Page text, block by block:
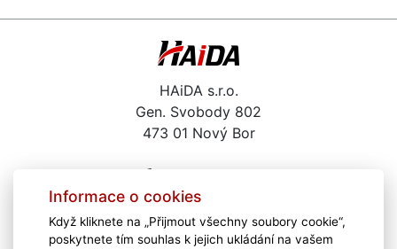
HAiDA s.r.o.
Gen. Svobody 802
473 01 Nový Bor
haida@haida.cz
Kariéra
Informace o cookies
Když kliknete na „Přijmout všechny soubory cookie“,
poskytnete tím souhlas k jejich ukládání na vašem